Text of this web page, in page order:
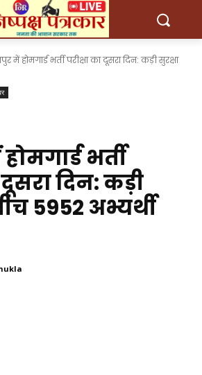
में होमगार्ड भर्ती परीक्षा का दूसरा दिन: कड़ी सुरक्षा
भर्ती
दूसरा दिन: कड़ी
5952 अभ्यर्थी